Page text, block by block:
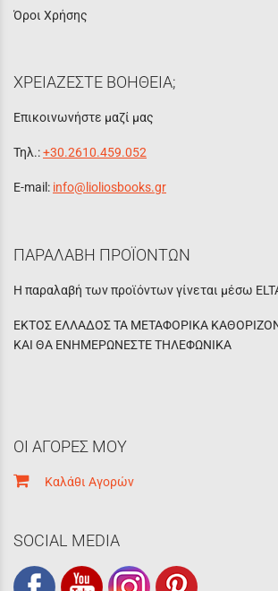
Όροι Χρήσης
ΧΡΕΙΑΖΕΣΤΕ ΒΟΗΘΕΙΑ;
Επικοινωνήστε μαζί μας
Τηλ.:+30.2610.459.052
E-mail: info@lioliosbooks.gr
ΠΑΡΑΛΑΒΗ ΠΡΟΪΟΝΤΩΝ
Η παραλαβή των προϊόντων γίνεται μέσω
ΕΚΤΟΣ ΕΛΛΑΔΟΣ ΤΑ ΜΕΤΑΦΟΡΙΚΑ
ΚΑΙ ΘΑ ΕΝΗΜΕΡΩΝΕΣΤΕ ΤΗΛΕΦΩΝΙΚΑ
ΟΙ ΑΓΟΡΕΣ ΜΟΥ
Καλάθι Αγορών
SOCIAL MEDIA